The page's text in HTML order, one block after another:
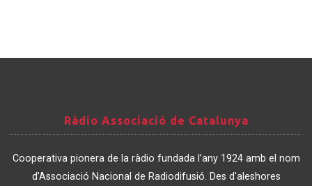
Associació
de
Catalunya
Ràdio Associació de Catalunya
Cooperativa pionera de la ràdio fundada l’any 1924 amb el nom
d’Associació Nacional de Radiodifusió. Des d'aleshores